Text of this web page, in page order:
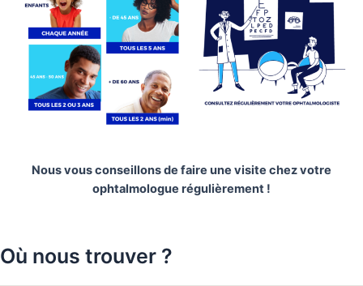
Nous vous conseillons de faire une visite chez votre
ophtalmologue régulièrement !
Où nous trouver ?